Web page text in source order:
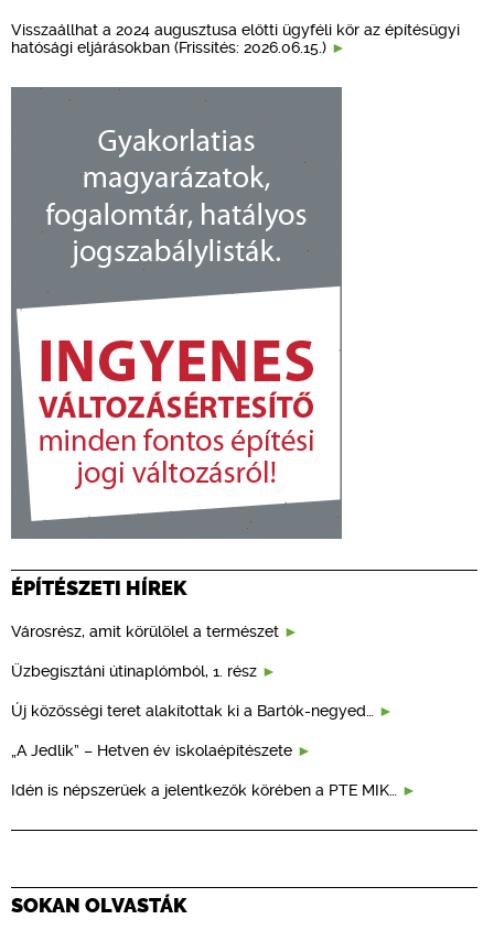
Visszaállhat a 2024 augusztusa előtti ügyféli kör az építésügyi
hatósági eljárásokban (Frissítés: 2026.06.15.)
ÉPÍTÉSZETI HÍREK
Városrész, amit körülölel a természet
Üzbegisztáni útinaplómból, 1. rész
Új közösségi teret alakítottak ki a Bartók-negyed…
„A Jedlik” – Hetven év iskolaépítészete
Idén is népszerűek a jelentkezők körében a PTE MIK…
SOKAN OLVASTÁK